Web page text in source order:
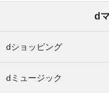
d
dショッピング
dミュージック